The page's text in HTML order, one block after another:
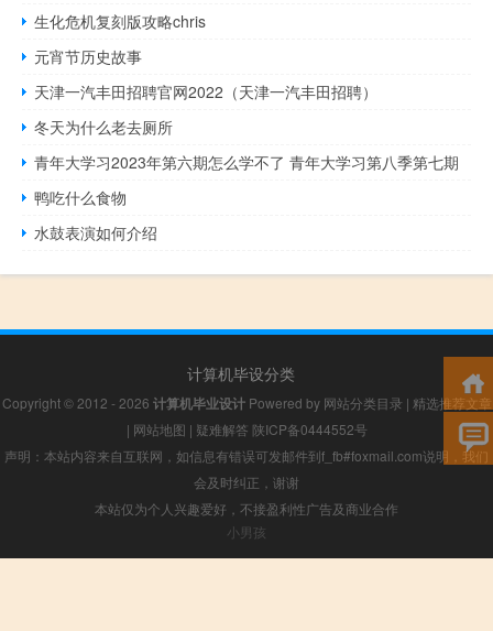
生化危机复刻版攻略chris
元宵节历史故事
天津一汽丰田招聘官网2022（天津一汽丰田招聘）
冬天为什么老去厕所
青年大学习2023年第六期怎么学不了 青年大学习第八季第七期
鸭吃什么食物
水鼓表演如何介绍
计算机毕设分类
Copyright © 2012 - 2026 计算机毕业设计Powered by 网站分类目录 | 精选推荐文章
| 网站地图 | 疑难解答 陕ICP备0444552号
声明：本站内容来自互联网，如信息有错误可发邮件到f_fb#foxmail.com说明，我们
会及时纠正，谢谢
本站仅为个人兴趣爱好，不接盈利性广告及商业合作
小男孩